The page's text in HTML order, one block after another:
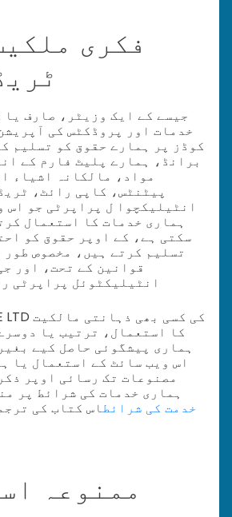
فکری
جیسے کے ایک وزیٹر، صارف
خدمات اور پروڈکٹس کی
کوڈز پر ہمارے حقوق کو تسلیم
برانڈ، ہمارے پلیٹ فارم کے
مواد، مالکانہ اشیاء
پیٹنٹس، کاپی رائٹ،
انٹیلیکچوا ل پراپرٹی جو اس
ہماری خدمات کا استعمال
سکتی ہے، کے اوپر حقوق کو
تسلیم کرتے ہیں، مخصوص
انٹیلیکٹوئل پراپرٹی
کا استعمال، ترتیب یا
ہماری پیشگوئی حاصل کیے
اس ویب سائٹ کے استعمال یا
مصنوعات تک رسائی اوپر
ہماری خدمات کی شرائط پر
خدمت کی شرائطاس کتاب کی
ممنوعہ